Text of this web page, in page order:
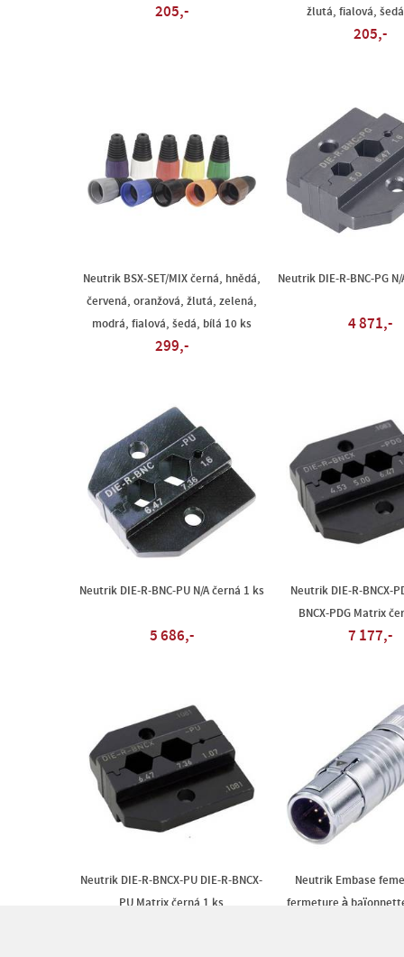
205,-
žlutá, fialová,
205,-
Neutrik BSX-SET/MIX černá, hnědá,
červená, oranžová, žlutá, zelená,
modrá, fialová, šedá, bílá 10 ks
299,-
Neutrik DIE-R-BNC-PG
4 871,-
Neutrik DIE-R-BNC-PU N/A černá 1 ks
5 686,-
Neutrik DIE-R-BNCX-
BNCX-PDG Matrix
7 177,-
Neutrik DIE-R-BNCX-PU DIE-R-BNCX-
PU Matrix černá 1 ks
Neutrik Embase
fermeture à